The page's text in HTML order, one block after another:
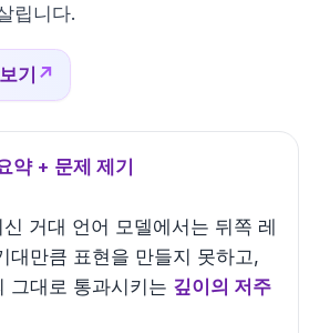
립니다.
기 ↗
약 + 문제 제기
신 거대 언어 모델에서는 뒤쪽 레
대만큼 표현을 만들지 못하고,
그대로 통과시키는 깊이의 저주